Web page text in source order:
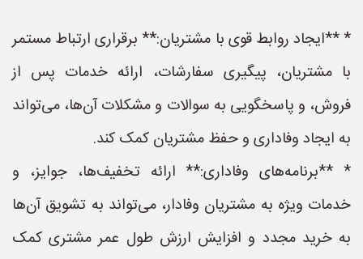
* **ایجاد روابط قوی با مشتریان:** برقراری ارتباط مستمر
با مشتریان، پیگیری سفارشات، ارائه خدمات پس از
فروش، و پاسخگویی به سوالات و مشکلات آن‌ها، می‌تواند
به ایجاد وفاداری و حفظ مشتریان کمک کند.
* **برنامه‌های وفاداری:** ارائه تخفیف‌ها، جوایز، و
خدمات ویژه به مشتریان وفادار، می‌تواند به تشویق آن‌ها
به خرید مجدد و افزایش ارزش طول عمر مشتری کمک